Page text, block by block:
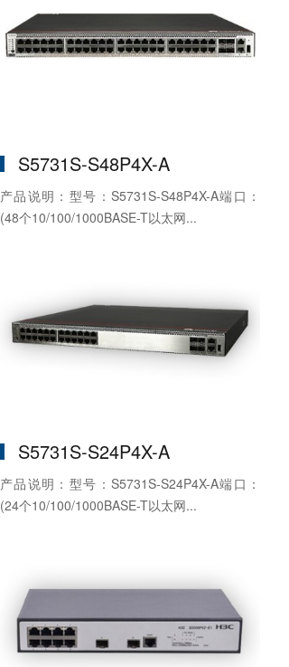
S5731S-S48P4X-A
产品说明：型号：S5731S-S48P4X-A端口：
(48个10/100/1000BASE-T以太网...
S5731S-S24P4X-A
产品说明：型号：S5731S-S24P4X-A端口：
(24个10/100/1000BASE-T以太网...